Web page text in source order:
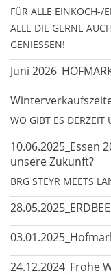
FÜR ALLE EINKOCH-/
ALLE DIE GERNE
GENIESSEN!
Juni
WO GIBT ES DERZEIT
10.06.2025_Essen
unsere Zukunft?
BRG STEYR MEETS
24.12.2024_Frohe